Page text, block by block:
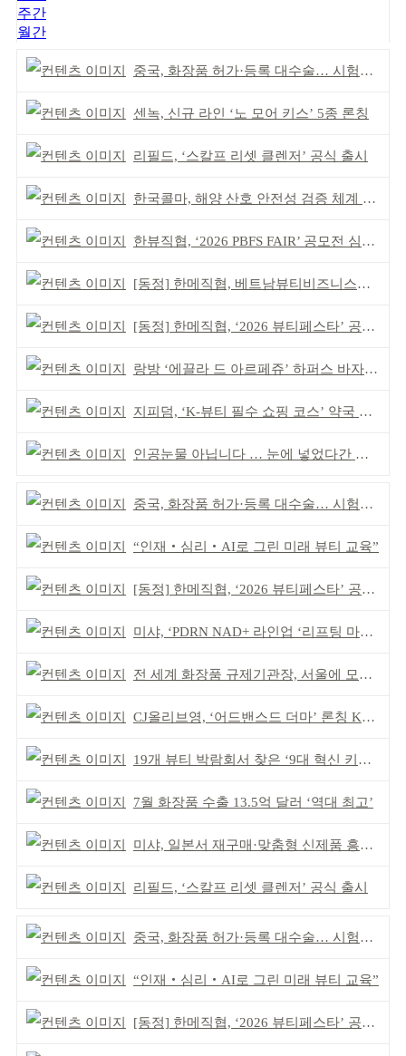
주간
월간
중국, 화장품 허가·등록 대수술… 시험자료 공용 허용
센녹, 신규 라인 ‘노 모어 키스’ 5종 론칭
리필드, ‘스칼프 리셋 클렌저’ 공식 출시
한국콜마, 해양 산호 안전성 검증 체계 구축
한뷰직협, ‘2026 PBFS FAIR’ 공모전 심사 성료
[동정] 한메직협, 베트남뷰티비즈니스협회와 MOU
[동정] 한메직협, ‘2026 뷰티페스타’ 공동 주최
랑방 ‘에끌라 드 아르페쥬’ 하퍼스 바자 화보 공개
지피덤, ‘K-뷰티 필수 쇼핑 코스’ 약국 공략
인공눈물 아닙니다 … 눈에 넣었다간 각막 손상
중국, 화장품 허가·등록 대수술… 시험자료 공용 허용
“인재‧심리‧AI로 그린 미래 뷰티 교육”
[동정] 한메직협, ‘2026 뷰티페스타’ 공동 주최
미샤, ‘PDRN NAD+ 라인업 ‘리프팅 마스크’ 출시
전 세계 화장품 규제기관장, 서울에 모인다
CJ올리브영, ‘어드밴스드 더마’ 론칭 K더마 육성 박차
19개 뷰티 박람회서 찾은 ‘9대 혁신 키워드’
7월 화장품 수출 13.5억 달러 ‘역대 최고’
미샤, 일본서 재구매·맞춤형 신제품 흥행 ‘쌍끌이’
리필드, ‘스칼프 리셋 클렌저’ 공식 출시
중국, 화장품 허가·등록 대수술… 시험자료 공용 허용
“인재‧심리‧AI로 그린 미래 뷰티 교육”
[동정] 한메직협, ‘2026 뷰티페스타’ 공동 주최